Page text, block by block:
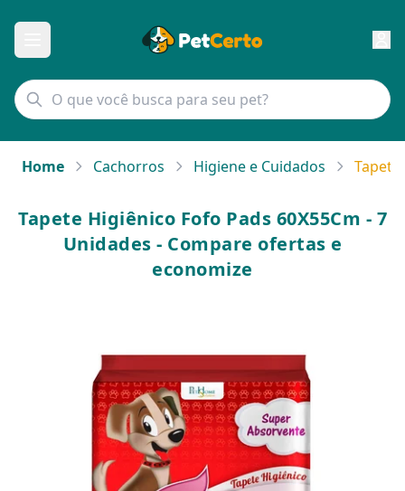
Home Cachorros Higiene e Cuidados Tapete
Tapete Higiênico Fofo Pads 60X55Cm - 7
Unidades - Compare ofertas e
economize